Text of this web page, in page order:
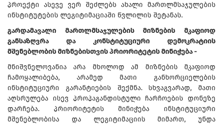
პროექტი ასევე ვერ შეძლებს ახალი მართლმსაჯულების
ინსტიტუტების ლეგიტიმაციაში წვლილის შეტანას.
გარდამავალი მართლმსაჯულების მიზნების მკაფიოდ
განსაზღვრა და კონსტიტუციური დემოკრატიის
მშენებლობის მიზნებისთვის პრიორიტეტის მინიჭება -
მნიშვნელოვანია არა მხოლოდ ამ მიზნების მკაფიოდ
ჩამოყალიბება, არამედ მათი განხორციელების
ინსტიტუციური გარანტიების შექმნა. სხვაგვარად, მათი
აღსრულება ისევ პროპაგანდისტული ჩარჩოების დონეზე
დარჩება. პრიორიტეტის მინიჭება ინსტიტუციური
მშენებლობისა და ლეგიტიმაციის მიმართ, უნდა